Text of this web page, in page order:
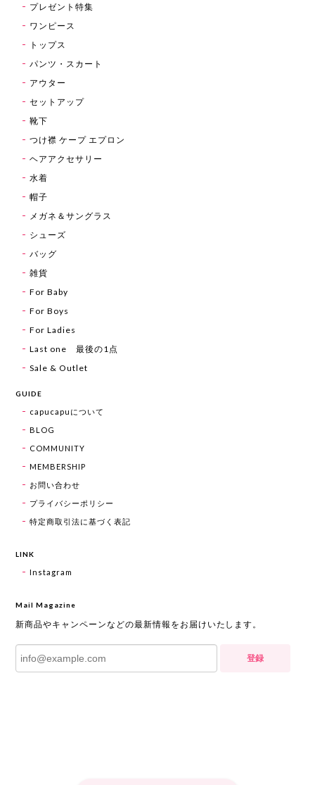
プレゼント特集
ワンピース
トップス
パンツ・スカート
アウター
セットアップ
靴下
つけ襟 ケープ エプロン
ヘアアクセサリー
水着
帽子
メガネ＆サングラス
シューズ
バッグ
雑貨
For Baby
For Boys
For Ladies
Last one 最後の1点
Sale & Outlet
GUIDE
capucapuについて
BLOG
COMMUNITY
MEMBERSHIP
お問い合わせ
プライバシーポリシー
特定商取引法に基づく表記
LINK
Instagram
Mail Magazine
新商品やキャンペーンなどの最新情報をお届けいたします。
登録